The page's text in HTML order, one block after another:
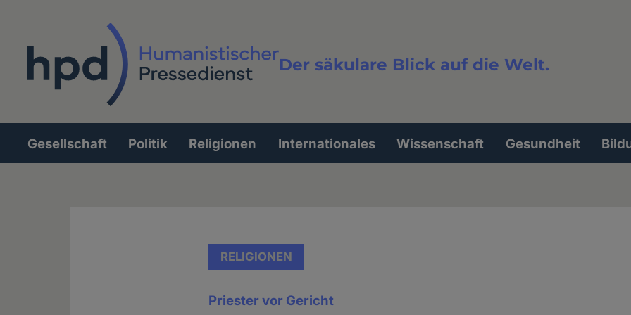
Der säkulare Blick auf die Welt.
Volltextsuche
Hauptnavigation
Gesellschaft Politik Religionen Internationales Wissenschaft Gesundheit
RELIGIONEN
Priester vor Gericht